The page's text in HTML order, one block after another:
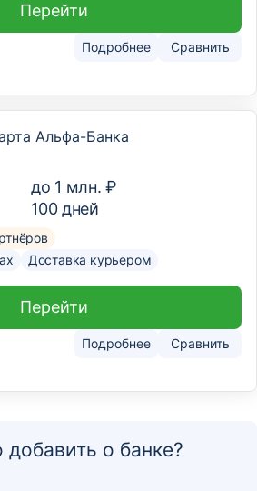
Подробнее Сравнить
Перейти
Альфа-Банка
до 1 млн. ₽
100дней
Доставка курьером
Подробнее Сравнить
Перейти
добавить о банке?